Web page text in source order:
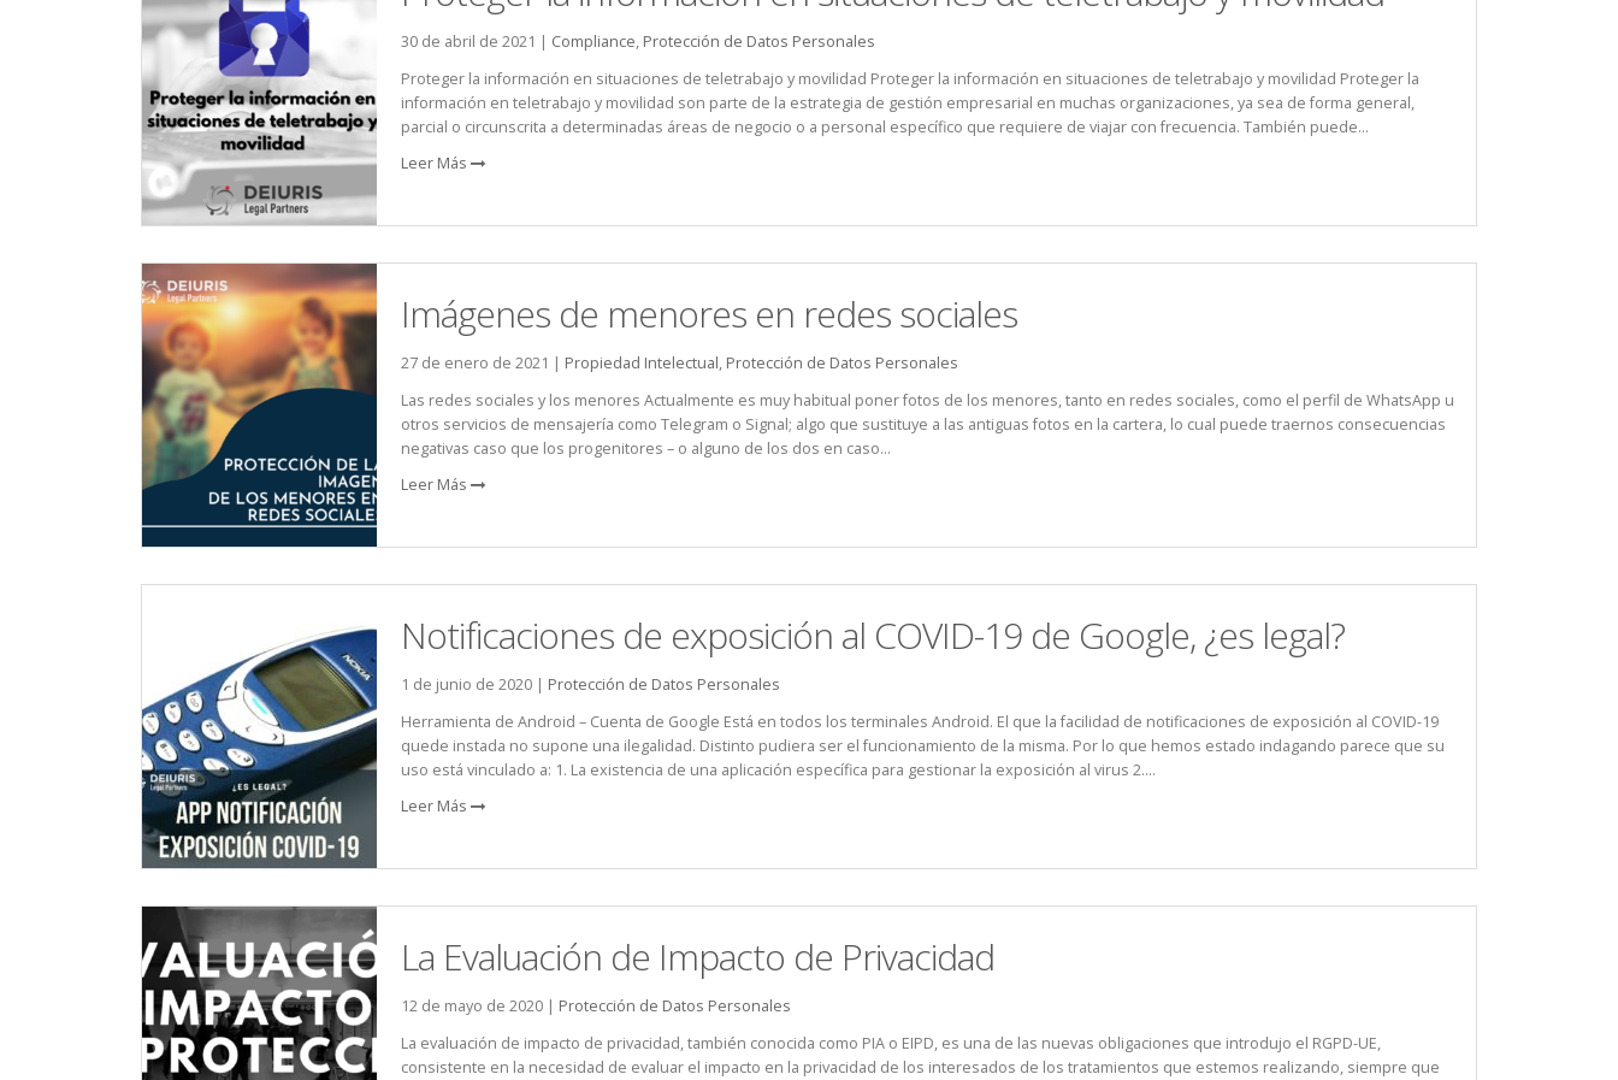
30 de abril de 2021 | Compliance, Protección de Datos Personales
Proteger la información en situaciones de teletrabajo y movilidad Proteger la información en situaciones de teletrabajo y movilidad Proteger la
información en teletrabajo y movilidad son parte de la estrategia de gestión empresarial en muchas organizaciones, ya sea de forma general,
parcial o circunscrita a determinadas áreas de negocio o a personal específico que requiere de viajar con frecuencia. También puede...
Leer Más
Imágenes de menores en redes sociales
27 de enero de 2021 | Propiedad Intelectual, Protección de Datos Personales
Las redes sociales y los menores Actualmente es muy habitual poner fotos de los menores, tanto en redes sociales, como el perfil de WhatsApp u
otros servicios de mensajería como Telegram o Signal; algo que sustituye a las antiguas fotos en la cartera, lo cual puede traernos consecuencias
negativas caso que los progenitores – o alguno de los dos en caso...
Leer Más
Notificaciones de exposición al COVID-19 de Google, ¿es legal?
1 de junio de 2020 | Protección de Datos Personales
Herramienta de Android – Cuenta de Google Está en todos los terminales Android. El que la facilidad de notificaciones de exposición al COVID-19
quede instada no supone una ilegalidad. Distinto pudiera ser el funcionamiento de la misma. Por lo que hemos estado indagando parece que su
uso está vinculado a: 1. La existencia de una aplicación específica para gestionar la exposición al virus 2....
Leer Más
La Evaluación de Impacto de Privacidad
12 de mayo de 2020 | Protección de Datos Personales
La evaluación de impacto de privacidad, también conocida como PIA o EIPD, es una de las nuevas obligaciones que introdujo el RGPD-UE,
consistente en la necesidad de evaluar el impacto en la privacidad de los interesados de los tratamientos que estemos realizando, siempre que